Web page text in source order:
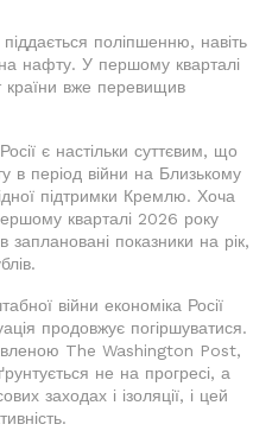
поліпшенню, навіть
нафту. У першому кварталі
вже перевищив
є настільки суттєвим, що
в період війни на Близькому
підтримки Кремлю. Хоча
кварталі 2026 року
показники на рік,
війни економіка Росії
продовжує погіршуватися.
The Washington Post,
не на прогресі, а
заходах і ізоляції, і цей